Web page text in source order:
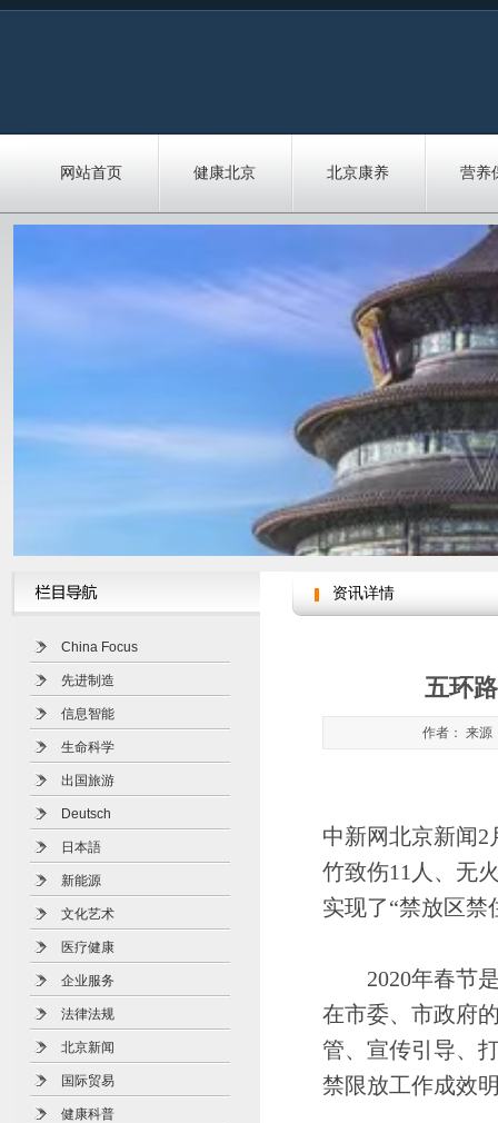
网站首页 健康北京 北京康养 营养
China Focus
先进制造
信息智能
生命科学
出国旅游
Deutsch
日本語
新能源
文化艺术
医疗健康
企业服务
法律法规
北京新闻
国际贸易
健康科普
资讯详情
五环
作者： 来
中新网北京新闻
竹致伤11人、无
实现了“禁放区禁
2020年春节是
在市委、市政府
管、宣传引导、
禁限放工作成效